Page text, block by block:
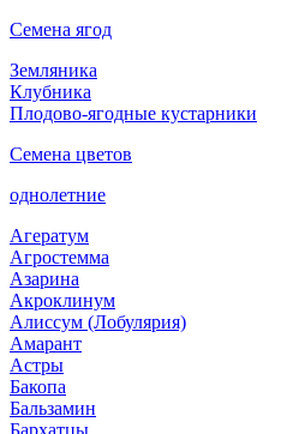
Семена ягод
Земляника
Клубника
Плодово-ягодные кустарники
Семена цветов
однолетние
Агератум
Агростемма
Азарина
Акроклинум
Алиссум (Лобулярия)
Амарант
Астры
Бакопа
Бальзамин
Бархатцы